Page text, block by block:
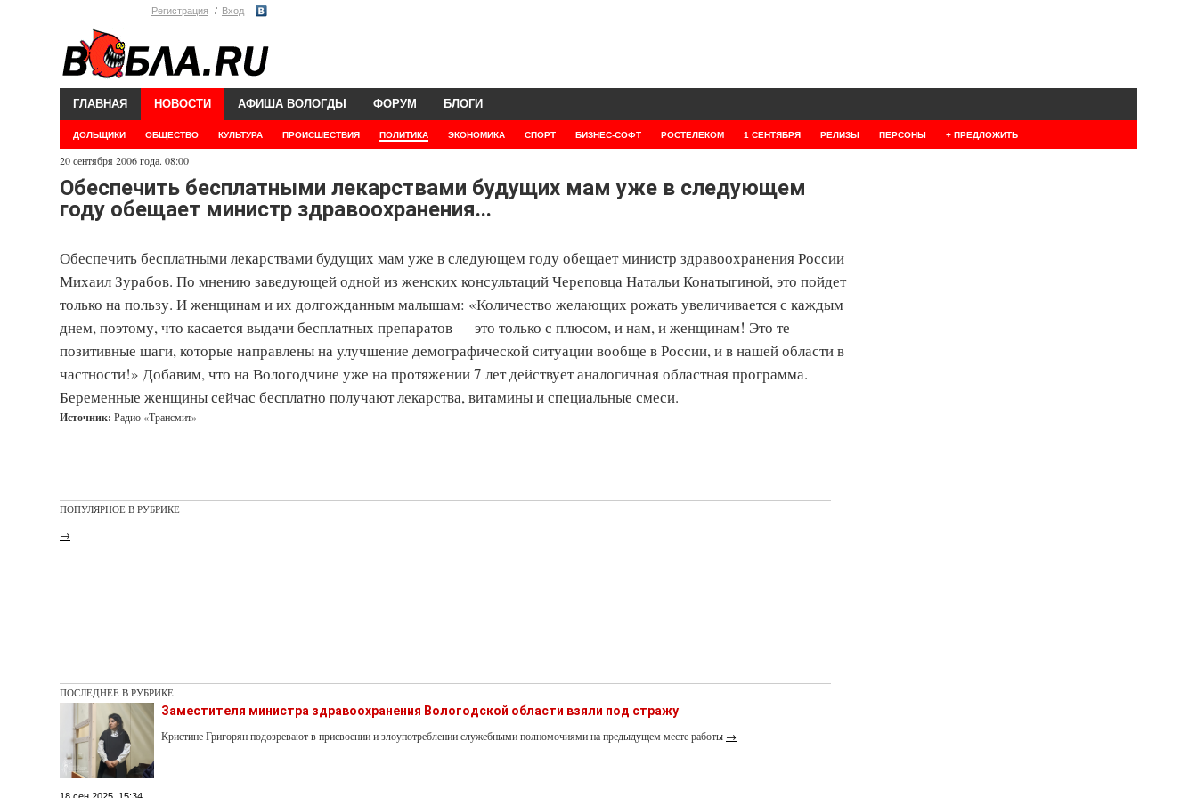
Регистрация Вход
ГЛАВНАЯ НОВОСТИ
ДОЛЬЩИКИ ОБЩЕСТВО КУЛЬТУРА ПРОИСШЕСТВИЯ ПОЛИТИКА ЭКОНОМИКА СПОРТ БИЗНЕС-СОФТ РОСТЕЛЕКОМ 1 СЕНТЯБРЯ РЕЛИЗЫ ПЕРСОНЫ + ПРЕДЛОЖИТЬ
АФИША ВОЛОГДЫ ФОРУМ БЛОГИ
20 сентября 2006 года. 08:00
Обеспечить бесплатными лекарствами будущих мам уже в следующем
году обещает министр здравоохранения...
Обеспечить бесплатными лекарствами будущих мам уже в следующем году обещает министр здравоохранения России
Михаил Зурабов. По мнению заведующей одной из женских консультаций Череповца Натальи Конатыгиной, это пойдет
только на пользу. И женщинам и их долгожданным малышам: «Количество желающих рожать увеличивается с каждым
днем, поэтому, что касается выдачи бесплатных препаратов — это только с плюсом, и нам, и женщинам! Это те
позитивные шаги, которые направлены на улучшение демографической ситуации вообще в России, и в нашей области в
частности!» Добавим, что на Вологодчине уже на протяжении 7 лет действует аналогичная областная программа.
Беременные женщины сейчас бесплатно получают лекарства, витамины и специальные смеси.
Источник: Радио «Трансмит»
ПОПУЛЯРНОЕ В РУБРИКЕ
→
ПОСЛЕДНЕЕ В РУБРИКЕ
Заместителя министра здравоохранения Вологодской области взяли под стражу
Кристине Григорян подозревают в присвоении и злоупотреблении служебными полномочиями на предыдущем месте работы →